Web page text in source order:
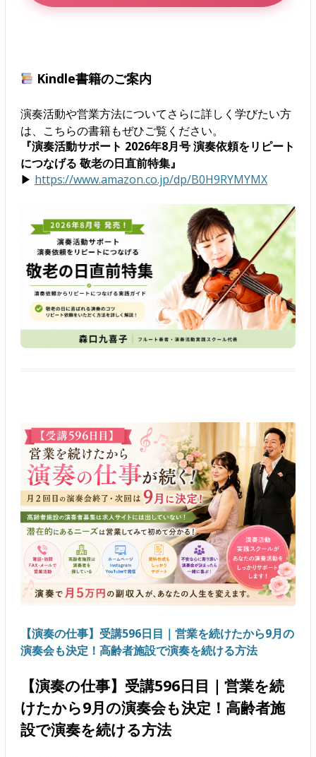
Kindle書籍のご案内
演奏活動や営業方法についてさらに詳しく学びたい方
は、こちらの書籍もぜひご覧ください。
『演奏活動サポート 2026年8月号 演奏依頼をリピート
につなげる 敬老の日直前特集』
▶ https://www.amazon.co.jp/dp/B0H9RYMYMX
【演奏の仕事】受講596日目｜営業を続けたから9月の
演奏会も決定！高齢者施設で演奏を続ける方法
【演奏の仕事】受講596日目｜営業を続
けたから9月の演奏会も決定！高齢者施
設で演奏を続ける方法